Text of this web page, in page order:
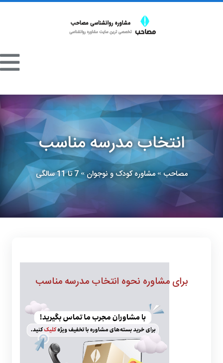
انتخاب مدرسه مناسب
مصاحب»مشاوره کودک و نوجوان »7 تا 11 سالگی
برای مشاوره نحوه انتخاب مدرسه مناسب